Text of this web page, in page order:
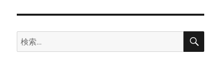
検
索:
検